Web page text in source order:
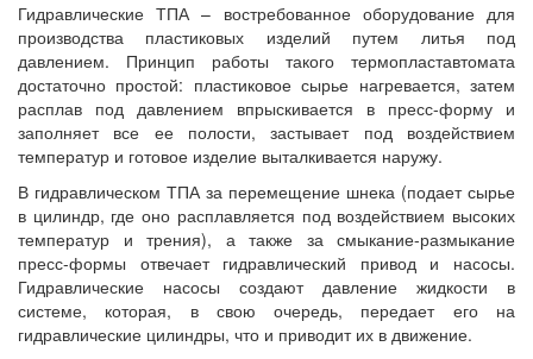
Гидравлические ТПА – востребованное оборудование для
производства пластиковых изделий путем литья под
давлением. Принцип работы такого термопластавтомата
достаточно простой: пластиковое сырье нагревается, затем
расплав под давлением впрыскивается в пресс-форму и
заполняет все ее полости, застывает под воздействием
температур и готовое изделие выталкивается наружу.
В гидравлическом ТПА за перемещение шнека (подает сырье
в цилиндр, где оно расплавляется под воздействием высоких
температур и трения), а также за смыкание-размыкание
пресс-формы отвечает гидравлический привод и насосы.
Гидравлические насосы создают давление жидкости в
системе, которая, в свою очередь, передает его на
гидравлические цилиндры, что и приводит их в движение.